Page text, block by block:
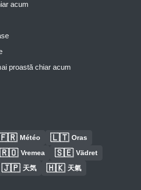
acum
proastă chiar acum
Météo 🇱🇹 Oras
🇷🇴 Vremea 🇸🇪 Vädret
🇯🇵 天気 🇭🇰 天氣